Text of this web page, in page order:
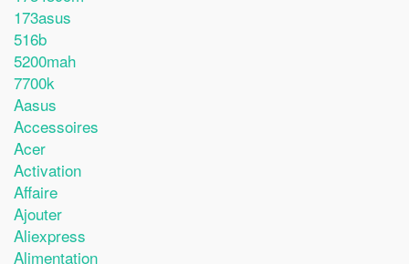
173asus
516b
5200mah
7700k
Aasus
Accessoires
Acer
Activation
Affaire
Ajouter
Aliexpress
Alimentation